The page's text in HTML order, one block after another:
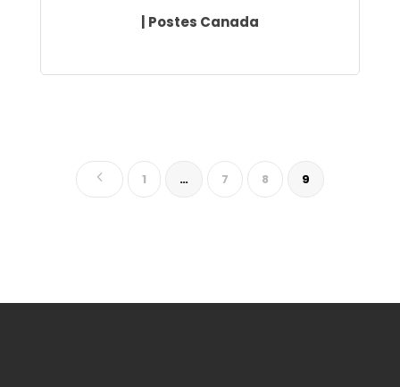
| Postes Canada
4 1 … 7 8 9